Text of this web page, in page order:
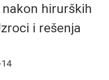
hirurških
i rešenja